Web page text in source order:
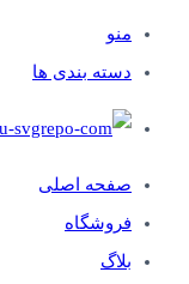
منو
دسته بندی ها
صفحه اصلی
فروشگاه
بلاگ